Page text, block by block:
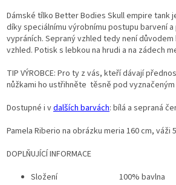
Dámské tílko Better Bodies Skull empire tank
díky speciálnímu výrobnímu postupu barvení
vypráních. Sepraný vzhled tedy není
vzhled. Potisk s lebkou na hrudi a na zádech
TIP VÝROBCE: Pro ty z vás, kteří dávají
nůžkami ho ustřihněte těsně pod
Dostupné i vdalších barvách: bílá a sepraná
Pamela Riberio na obrázku meria 160 cm, váži
DOPLŇUJÍCÍ INFORMACE
Složení 100% bavlna